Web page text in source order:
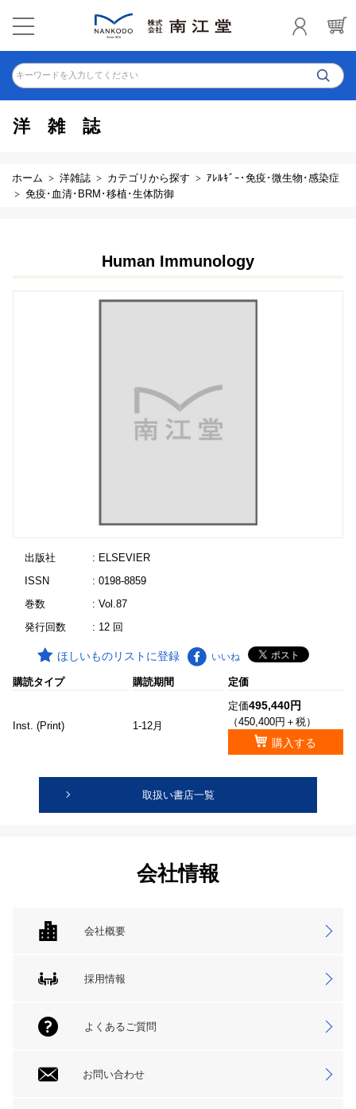
キーワードを入力してください
洋雑誌
ホーム 洋雑誌 カテゴリから探す
ｱﾚﾙｷﾞｰ･免疫･微生物･感染症
免疫･血清･BRM･移植･生体防御
Human Immunology
出版社
: ELSEVIER
ISSN
: 0198-8859
巻数
: Vol.87
発行回数
: 12 回
ほしいものリストに登録 いいね
購読タイプ 購読期間 定価
Inst. (Print) 1-12月
定価495,440円
（450,400円＋税）
購入する
取扱い書店一覧
会社情報
会社概要
採用情報
よくあるご質問
お問い合わせ